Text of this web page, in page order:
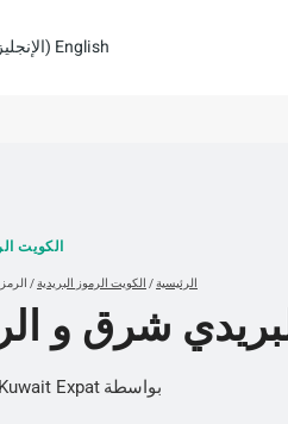
English
(
الكويت
الرئيسية/ الكويت الرموز البريدية/
شرق و
بواسطة Expat